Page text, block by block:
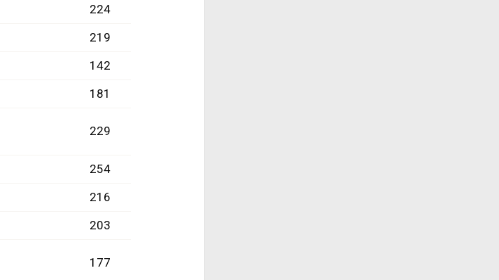
224
219
142
181
229
254
216
203
177